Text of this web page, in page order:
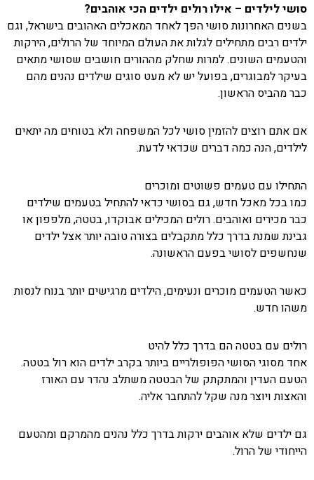
סושי לילדים – אילו רולים ילדים הכי אוהבים?
בשנים האחרונות סושי הפך לאחד המאכלים האהובים בישראל, וגם
ילדים רבים מתחילים לגלות את העולם המיוחד של הרולים, הירקות
והטעמים השונים. למרות שחלק מההורים חושבים שסושי מתאים
בעיקר למבוגרים, בפועל יש לא מעט סוגים שילדים נהנים מהם
כבר מהביס הראשון.
אם אתם רוצים להזמין סושי לכל המשפחה ולא בטוחים מה יתאים
לילדים, הנה כמה דברים שכדאי לדעת.
התחילו עם טעמים פשוטים ומוכרים
כמו בכל מאכל חדש, גם בסושי כדאי להתחיל בטעמים שילדים
כבר מכירים ואוהבים. רולים המכילים אבוקדו, בטטה, מלפפון או
גבינת שמנת בדרך כלל מתקבלים בצורה טובה יותר אצל ילדים
שנחשפים לסושי בפעם הראשונה.
כאשר הטעמים מוכרים ונעימים, הילדים מרגישים יותר בנוח לנסות
משהו חדש.
רולים עם בטטה הם בדרך כלל להיט
אחד מסוגי הסושי הפופולריים ביותר בקרב ילדים הוא רול בטטה.
הטעם העדין והמתקתק של הבטטה משתלב נהדר עם האורז
והאצות ויוצר מנה שקל להתחבר אליה.
גם ילדים שלא אוהבים ירקות בדרך כלל נהנים מהמרקם ומהטעם
הייחודי של הרול.